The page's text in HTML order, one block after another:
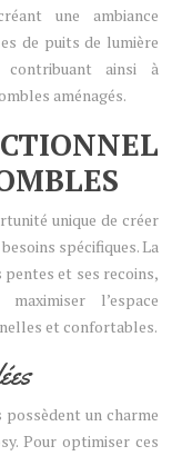
une ambiance
de puits de lumière
ainsi à
aménagés.
unique de créer
spécifiques. La
et ses recoins,
l’espace
et confortables.
possèdent un charme
Pour optimiser ces